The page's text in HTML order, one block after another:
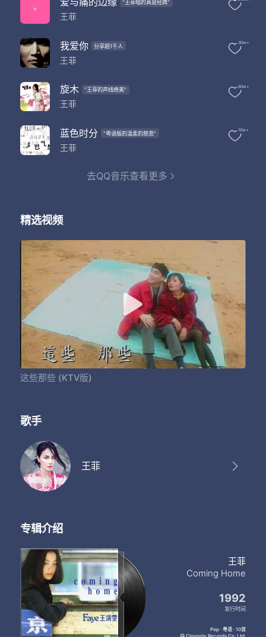
你有更深爱者
这些 那些
我会更心痛些
心痛些
这些 那些
我怎会记不起
即使今天
你有更深爱者
我不再有多一些
只好珍惜
更爱这些 那些
我怎会肯记不起
这些 那些
我不再可多一些
更爱这些 那些
"王菲唱的真是经典"
王菲
我爱你 分享超1千人
王菲
30w+
旋木 "王菲的声线绝美"
王菲
80w+
蓝色时分 "粤语版的温柔的慈悲"
王菲
10w+
去QQ音乐查看更多
精选视频
这些那些 (KTV版)
歌手
王菲
专辑介绍
王菲
Coming Home
1992
发行时间
Pop · 粤语 · 10首
@ Cinepoly Records Co. Ltd.